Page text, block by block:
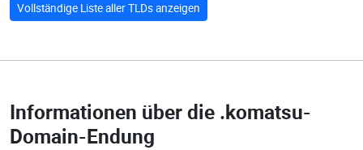
Vollständige Liste aller TLDs anzeigen
Informationen über die .komatsu-
Domain-Endung